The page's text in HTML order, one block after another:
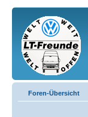
Foren-Übersicht